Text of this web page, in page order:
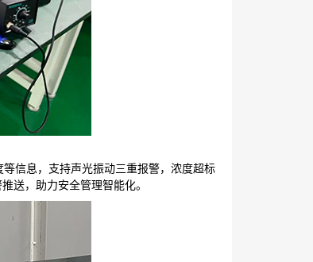
信息，支持声光振动三重报警，浓度超标
送，助力安全管理智能化。